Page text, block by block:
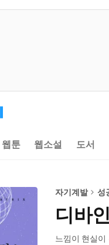
웹툰 웹소설 도서
자기계발 성
디바
느낌이 현실이